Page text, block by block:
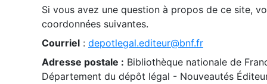
Si vous avez une question à propos de ce site,
coordonnées suivantes.
Courriel : depotlegal.editeur@bnf.fr
Adresse postale : Bibliothèque nationale de
Département du dépôt légal - Nouveautés